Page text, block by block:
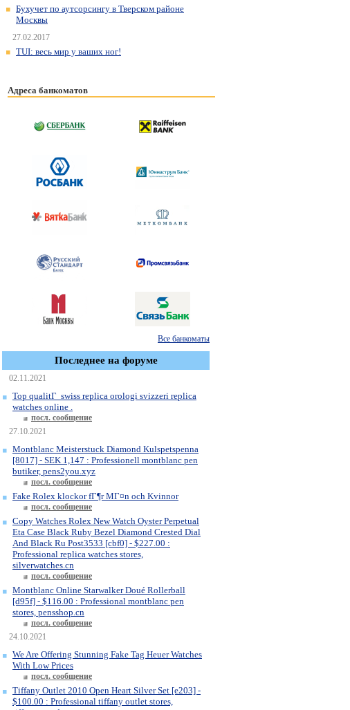
Бухучет по аутсорсингу в Тверском районе
Москвы
27.02.2017
TUI: весь мир у ваших ног!
Адреса банкоматов
Все банкоматы
Последнее на форуме
02.11.2021
Top qualitГ swiss replica orologi svizzeri replica
watches online .
посл. сообщение
27.10.2021
Montblanc Meisterstuck Diamond Kulspetspenna
[8017] - SEK 1,147 : Professionell montblanc pen
butiker, pens2you.xyz
посл. сообщение
Fake Rolex klockor fГ¶r MГ¤n och Kvinnor
посл. сообщение
Copy Watches Rolex New Watch Oyster Perpetual
Eta Case Black Ruby Bezel Diamond Crested Dial
And Black Ru Post3533 [cbf0] - $227.00 :
Professional replica watches stores,
silverwatches.cn
посл. сообщение
Montblanc Online Starwalker Doué Rollerball
[d95f] - $116.00 : Professional montblanc pen
stores, pensshop.cn
посл. сообщение
24.10.2021
We Are Offering Stunning Fake Tag Heuer Watches
With Low Prices
посл. сообщение
Tiffany Outlet 2010 Open Heart Silver Set [e203] -
$100.00 : Professional tiffany outlet stores,